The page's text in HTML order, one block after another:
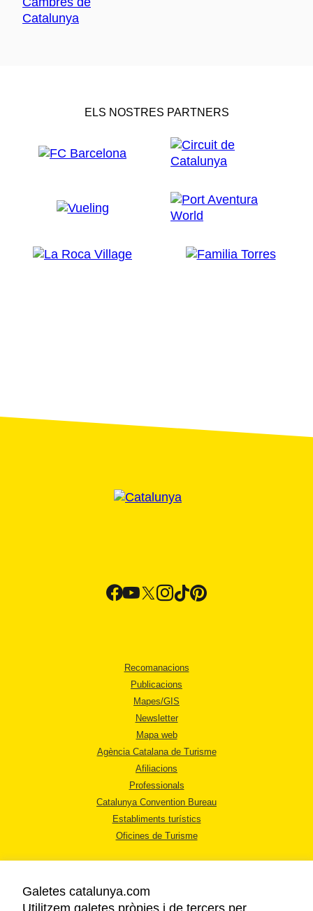
ELS NOSTRES PARTNERS
Recomanacions
Publicacions
Mapes/GIS
Newsletter
Mapa web
Agència Catalana de Turisme
Afiliacions
Professionals
Catalunya Convention Bureau
Establiments turístics
Oficines de Turisme
Galetes catalunya.com
Utilitzem galetes pròpies i de tercers per